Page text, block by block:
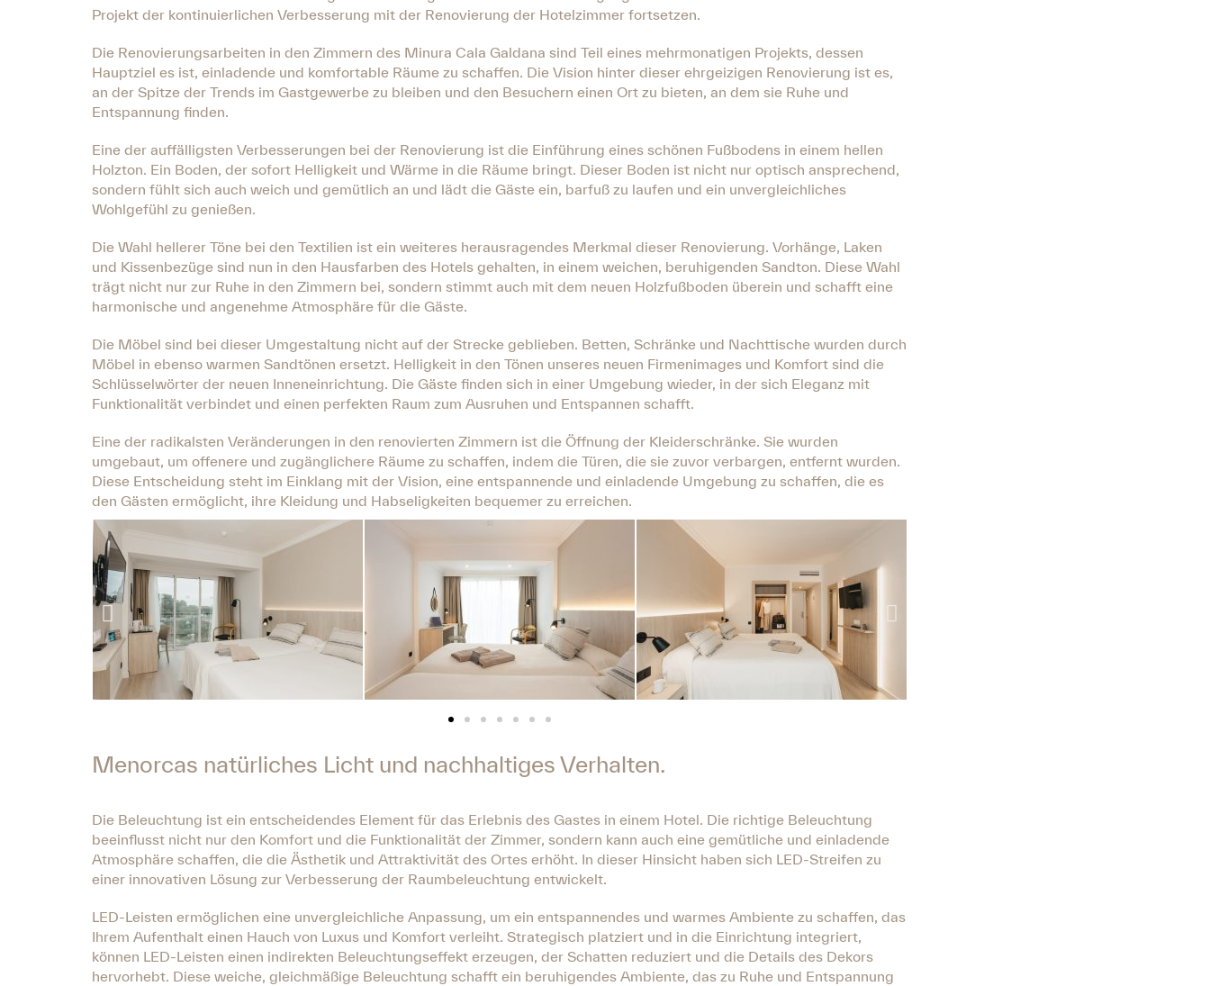
Projekt der kontinuierlichen Verbesserung mit der Renovierung der Hotelzimmer fortsetzen.
Die Renovierungsarbeiten in den Zimmern des Minura Cala Galdana sind Teil eines mehrmonatigen Projekts, dessen
Hauptziel es ist, einladende und komfortable Räume zu schaffen. Die Vision hinter dieser ehrgeizigen Renovierung ist es,
an der Spitze der Trends im Gastgewerbe zu bleiben und den Besuchern einen Ort zu bieten, an dem sie Ruhe und
Entspannung finden.
Eine der auffälligsten Verbesserungen bei der Renovierung ist die Einführung eines schönen Fußbodens in einem hellen
Holzton. Ein Boden, der sofort Helligkeit und Wärme in die Räume bringt. Dieser Boden ist nicht nur optisch ansprechend,
sondern fühlt sich auch weich und gemütlich an und lädt die Gäste ein, barfuß zu laufen und ein unvergleichliches
Wohlgefühl zu genießen.
Die Wahl hellerer Töne bei den Textilien ist ein weiteres herausragendes Merkmal dieser Renovierung. Vorhänge, Laken
und Kissenbezüge sind nun in den Hausfarben des Hotels gehalten, in einem weichen, beruhigenden Sandton. Diese Wahl
trägt nicht nur zur Ruhe in den Zimmern bei, sondern stimmt auch mit dem neuen Holzfußboden überein und schafft eine
harmonische und angenehme Atmosphäre für die Gäste.
Die Möbel sind bei dieser Umgestaltung nicht auf der Strecke geblieben. Betten, Schränke und Nachttische wurden durch
Möbel in ebenso warmen Sandtönen ersetzt. Helligkeit in den Tönen unseres neuen Firmenimages und Komfort sind die
Schlüsselwörter der neuen Inneneinrichtung. Die Gäste finden sich in einer Umgebung wieder, in der sich Eleganz mit
Funktionalität verbindet und einen perfekten Raum zum Ausruhen und Entspannen schafft.
Eine der radikalsten Veränderungen in den renovierten Zimmern ist die Öffnung der Kleiderschränke. Sie wurden
umgebaut, um offenere und zugänglichere Räume zu schaffen, indem die Türen, die sie zuvor verbargen, entfernt wurden.
Diese Entscheidung steht im Einklang mit der Vision, eine entspannende und einladende Umgebung zu schaffen, die es
den Gästen ermöglicht, ihre Kleidung und Habseligkeiten bequemer zu erreichen.
Menorcas natürliches Licht und nachhaltiges Verhalten.
Die Beleuchtung ist ein entscheidendes Element für das Erlebnis des Gastes in einem Hotel. Die richtige Beleuchtung
beeinflusst nicht nur den Komfort und die Funktionalität der Zimmer, sondern kann auch eine gemütliche und einladende
Atmosphäre schaffen, die die Ästhetik und Attraktivität des Ortes erhöht. In dieser Hinsicht haben sich LED-Streifen zu
einer innovativen Lösung zur Verbesserung der Raumbeleuchtung entwickelt.
LED-Leisten ermöglichen eine unvergleichliche Anpassung, um ein entspannendes und warmes Ambiente zu schaffen, das
Ihrem Aufenthalt einen Hauch von Luxus und Komfort verleiht. Strategisch platziert und in die Einrichtung integriert,
können LED-Leisten einen indirekten Beleuchtungseffekt erzeugen, der Schatten reduziert und die Details des Dekors
hervorhebt. Diese weiche, gleichmäßige Beleuchtung schafft ein beruhigendes Ambiente, das zu Ruhe und Entspannung